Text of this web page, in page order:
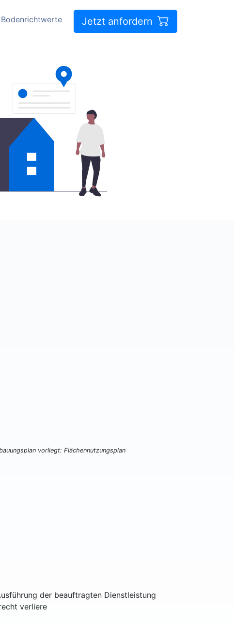
Bodenrichtwerte Jetzt anfordern
vorliegt: Flächennutzungsplan
der beauftragten Dienstleistung
verliere